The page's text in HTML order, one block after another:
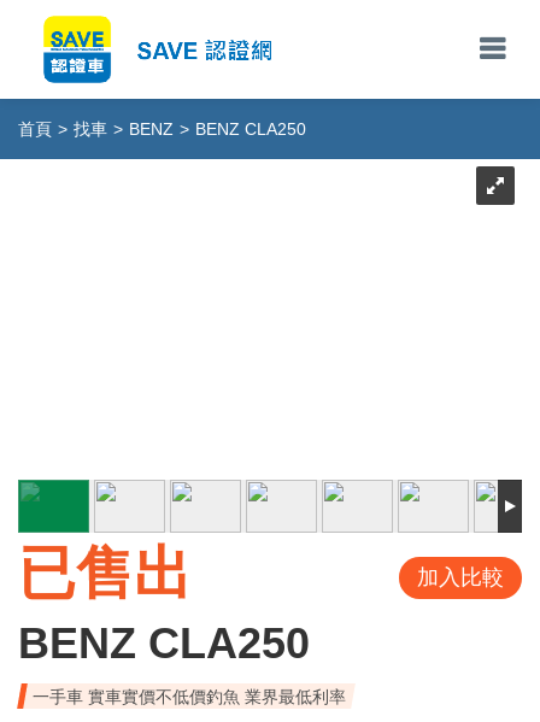
首頁 > 找車 > BENZ > BENZ CLA250
已售出 加入比較
BENZ CLA250
一手車 實車實價不低價釣魚 業界最低利率